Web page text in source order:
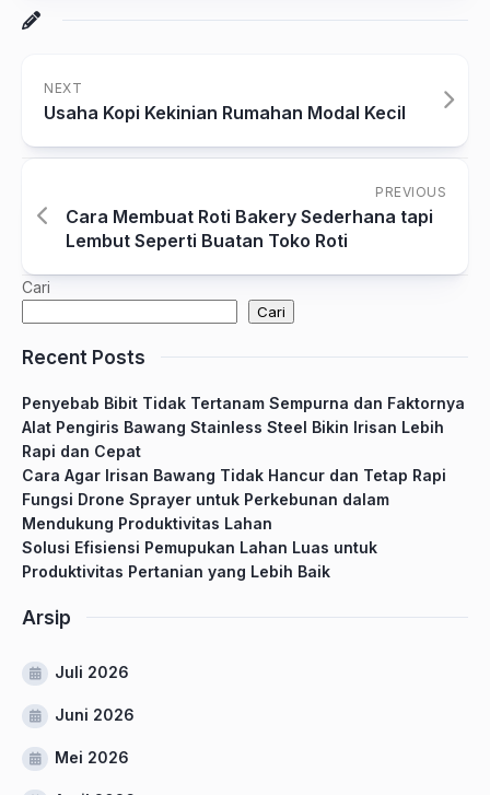
NEXT
Usaha Kopi Kekinian Rumahan Modal Kecil
PREVIOUS
Cara Membuat Roti Bakery Sederhana tapi
Lembut Seperti Buatan Toko Roti
Cari
Cari
Recent Posts
Penyebab Bibit Tidak Tertanam Sempurna dan Faktornya
Alat Pengiris Bawang Stainless Steel Bikin Irisan Lebih
Rapi dan Cepat
Cara Agar Irisan Bawang Tidak Hancur dan Tetap Rapi
Fungsi Drone Sprayer untuk Perkebunan dalam
Mendukung Produktivitas Lahan
Solusi Efisiensi Pemupukan Lahan Luas untuk
Produktivitas Pertanian yang Lebih Baik
Arsip
Juli 2026
Juni 2026
Mei 2026